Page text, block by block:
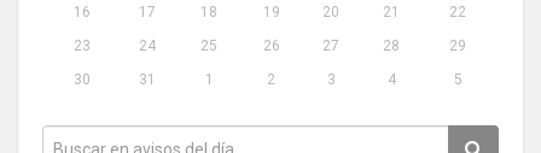
16
17 18 19 20 21
22
23
24 25 26 27 28
29
30
31 1 2 3 4 5